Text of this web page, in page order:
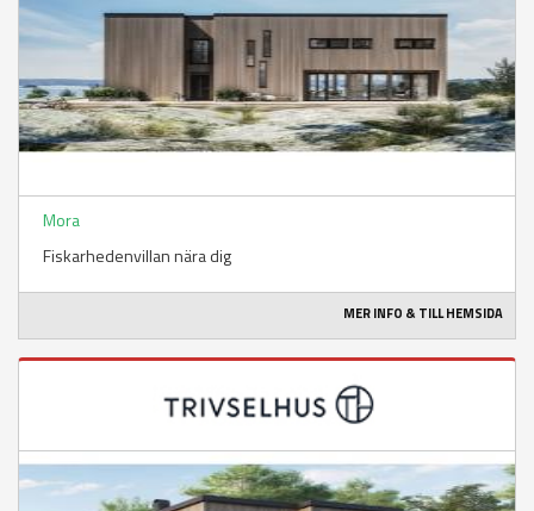
Mora
Fiskarhedenvillan nära dig
MER INFO & TILL HEMSIDA